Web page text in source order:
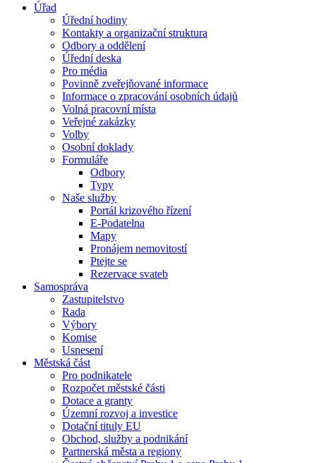
Úřad
Úřední hodiny
Kontakty a organizační struktura
Odbory a oddělení
Úřední deska
Pro média
Povinně zveřejňované informace
Informace o zpracování osobních údajů
Volná pracovní místa
Veřejné zakázky
Volby
Osobní doklady
Formuláře
Odbory
Typy
Naše služby
Portál krizového řízení
E-Podatelna
Mapy
Pronájem nemovitostí
Ptejte se
Rezervace svateb
Samospráva
Zastupitelstvo
Rada
Výbory
Komise
Usnesení
Městská část
Pro podnikatele
Rozpočet městské části
Dotace a granty
Územní rozvoj a investice
Dotační tituly EU
Obchod, služby a podnikání
Partnerská města a regiony